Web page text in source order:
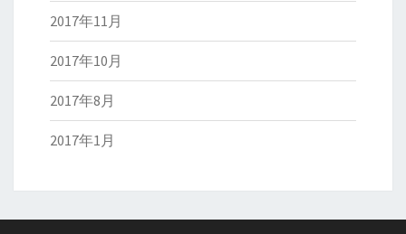
2017年11月
2017年10月
2017年8月
2017年1月